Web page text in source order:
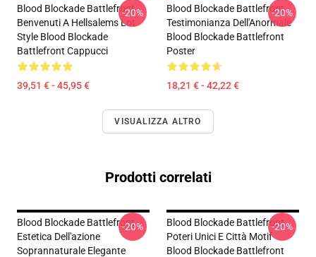
Blood Blockade Battlefront
Benvenuti A Hellsalems Lot
Style Blood Blockade
Battlefront Cappucci
39,51 € - 45,95 €
-20%
Blood Blockade Battlefront
Testimonianza Dell'Anormale
Blood Blockade Battlefront
Poster
18,21 € - 42,22 €
-20%
VISUALIZZA ALTRO
Prodotti correlati
Blood Blockade Battlefront
Estetica Dell'azione
Soprannaturale Elegante
-20%
Blood Blockade Battlefront
Poteri Unici E Città Motif
Blood Blockade Battlefront
-20%